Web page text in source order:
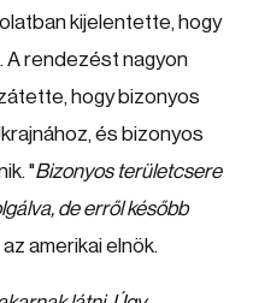
kijelentette, hogy
rendezést nagyon
hogy bizonyos
és bizonyos
"Bizonyos területcsere
de erről később
amerikai elnök.